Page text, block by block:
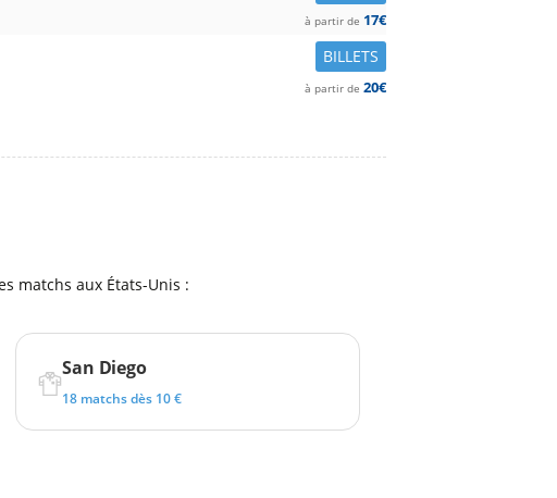
à partir de 17€
BILLETS
à partir de 20€
matchs aux États-Unis :
San Diego
18 matchs dès 10 €